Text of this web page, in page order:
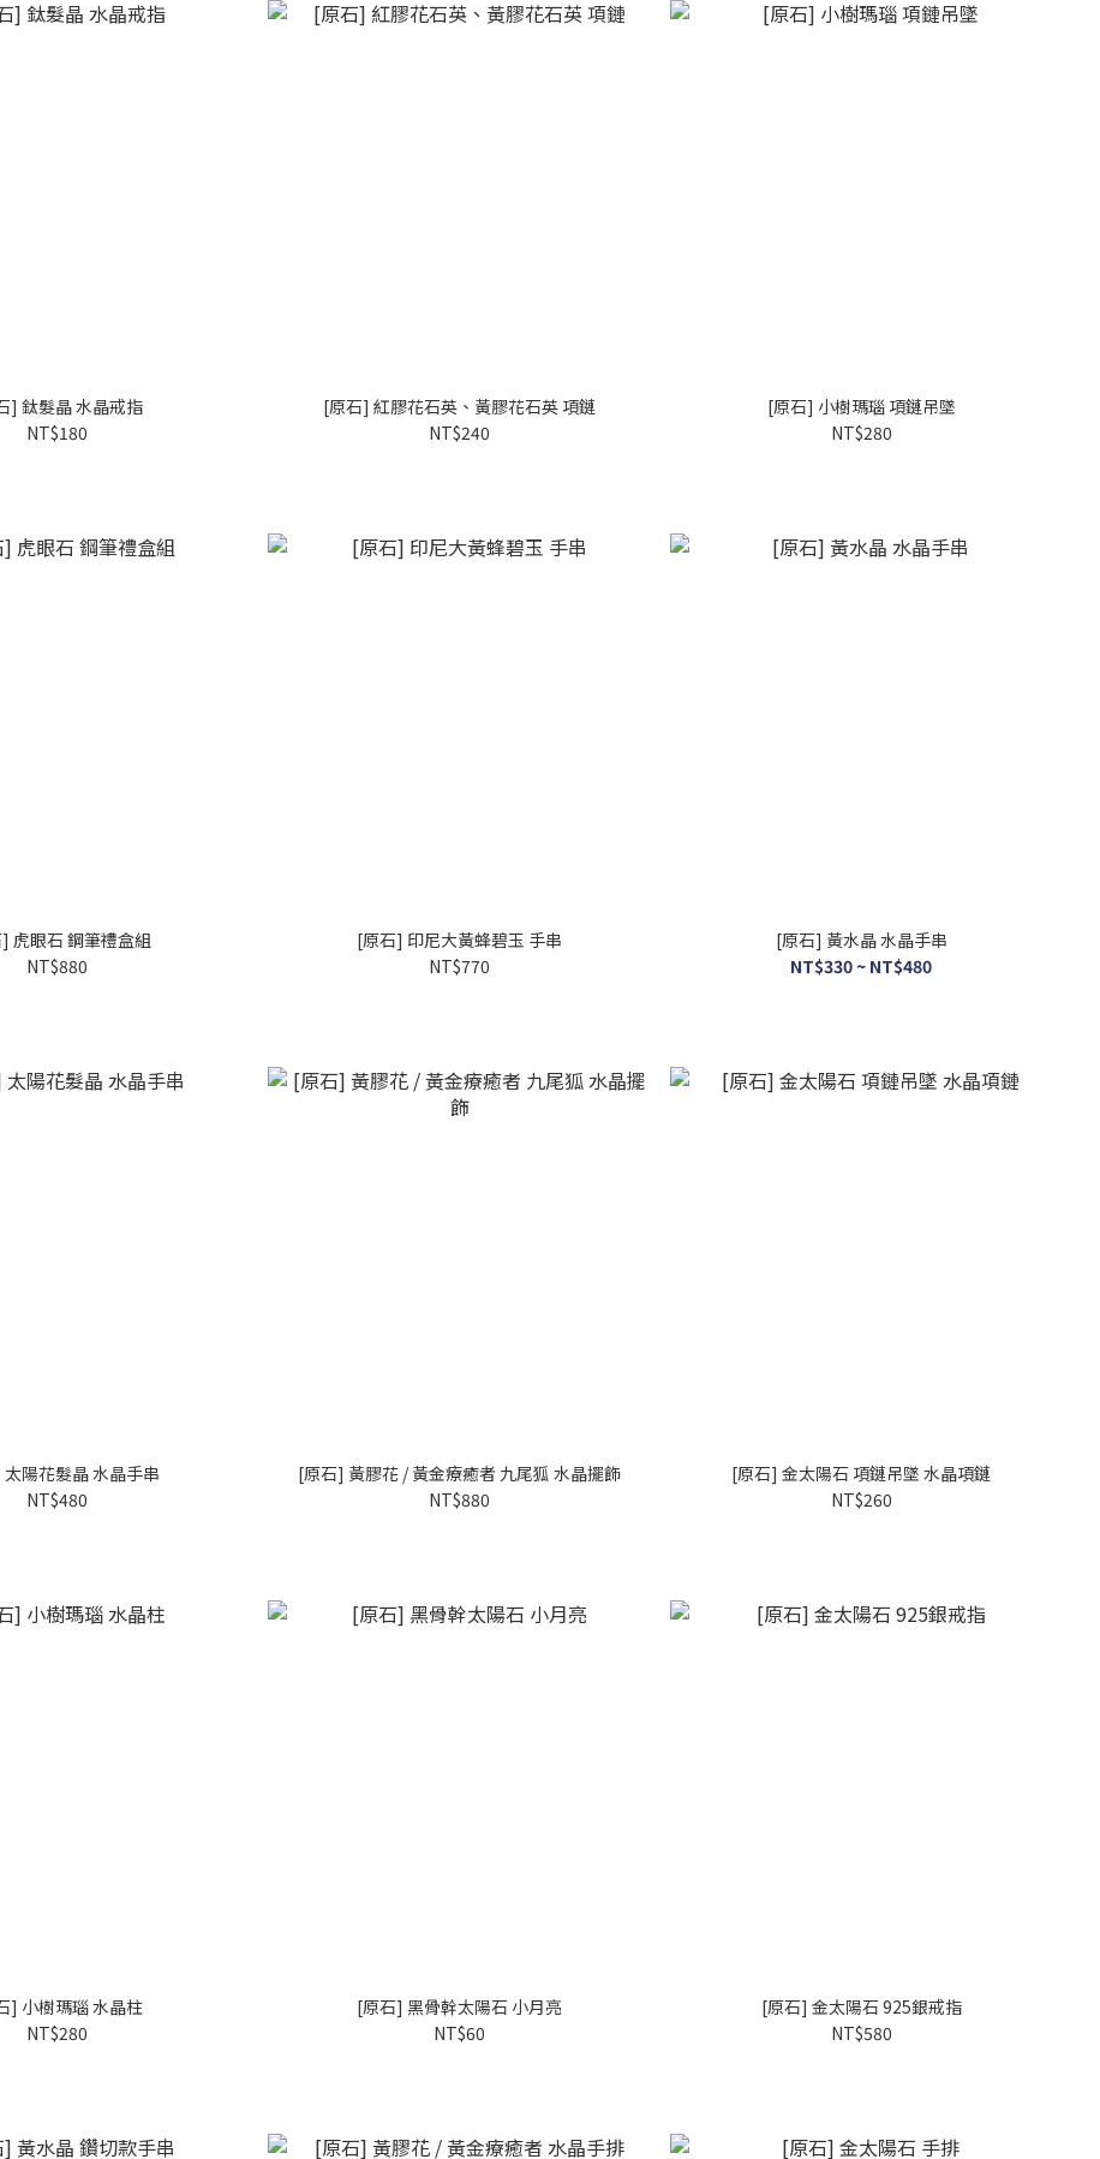
] 鈦髮晶 水晶戒指
NT$180
[原石] 紅膠花石英、黃膠花石英 項鏈
NT$240
[原石] 小樹瑪瑙 項鏈吊墜
NT$280
虎眼石 鋼筆禮盒組
NT$880
[原石] 印尼大黃蜂碧玉 手串
NT$770
[原石] 黃水晶 水晶手串
NT$330 ~ NT$480
陽花髮晶 水晶手串
NT$480
[原石] 黃膠花 / 黃金療癒者 九尾狐 水晶擺飾
NT$880
[原石] 金太陽石 項鏈吊墜 水晶項鏈
NT$260
] 小樹瑪瑙 水晶柱
NT$280
[原石] 黑骨幹太陽石 小月亮
NT$60
[原石] 金太陽石 925銀戒指
NT$580